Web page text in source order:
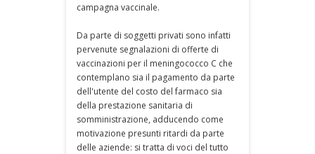
campagna vaccinale.
Da parte di soggetti privati sono infatti
pervenute segnalazioni di offerte di
vaccinazioni per il meningococco C che
contemplano sia il pagamento da parte
dell'utente del costo del farmaco sia
della prestazione sanitaria di
somministrazione, adducendo come
motivazione presunti ritardi da parte
delle aziende: si tratta di voci del tutto